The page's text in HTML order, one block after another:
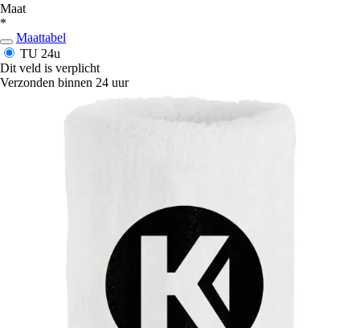
Maat
*
Maattabel
TU 24u
Dit veld is verplicht
Verzonden binnen 24 uur